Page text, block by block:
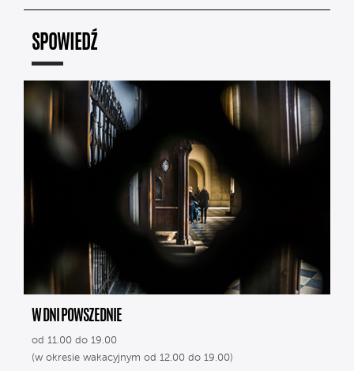
SPOWIEDŹ
W DNI POWSZEDNIE
od 11.00 do 19.00
(w okresie wakacyjnym od 12.00 do 19.00)